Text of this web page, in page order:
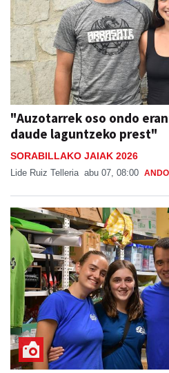
"Auzotarrek oso ondo
daude laguntzeko prest"
SORABILLAKO JAIAK 2026
Lide Ruiz Telleria abu 07, 08:00